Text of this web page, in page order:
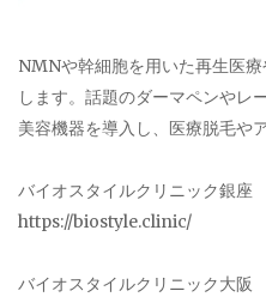
NMNや幹細胞を用いた再生医
します。話題のダーマペンやレ
美容機器を導入し、医療脱毛や
バイオスタイルクリニック銀座
https://biostyle.clinic/
バイオスタイルクリニック大阪